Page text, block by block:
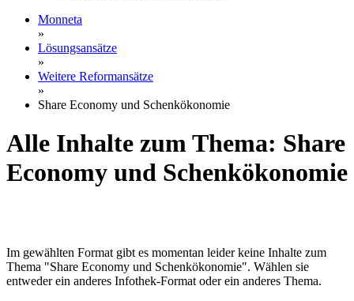
Monneta
»
Lösungsansätze
»
Weitere Reformansätze
»
Share Economy und Schenkökonomie
Alle Inhalte zum Thema: Share
Economy und Schenkökonomie
Im gewählten Format gibt es momentan leider keine Inhalte zum
Thema "Share Economy und Schenkökonomie". Wählen sie
entweder ein anderes Infothek-Format oder ein anderes Thema.